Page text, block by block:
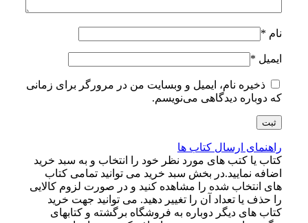
نام *
ایمیل *
ذخیره نام، ایمیل و وبسایت من در مرورگر برای زمانی
که دوباره دیدگاهی می‌نویسم.
راهنمای ارسال کتاب ها
کتاب یا کتب های مورد نظر خود را انتخاب و به سبد خرید
اضافه نمایید.در بخش سبد خرید می توانید تمامی کتاب
های انتخاب شده را مشاهده کنید و در صورت لزوم کالایی
را حذف یا تعداد آن را تغییر دهید. می توانید جهت خرید
کتاب های دیگر دوباره به فروشگاه برگشته و کتابهای